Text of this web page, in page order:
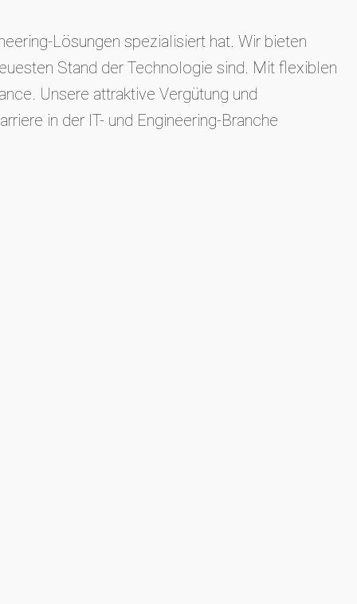
Lösungen spezialisiert hat. Wir bieten
Stand der Technologie sind. Mit flexiblen
Unsere attraktive Vergütung und
in der IT- und Engineering-Branche